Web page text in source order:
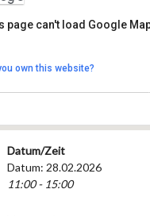
Haus Bockdorf 1 - Kempen
page can't load Google
own this website?
Datum/Zeit
Datum: 28.02.2026
11:00 - 15:00